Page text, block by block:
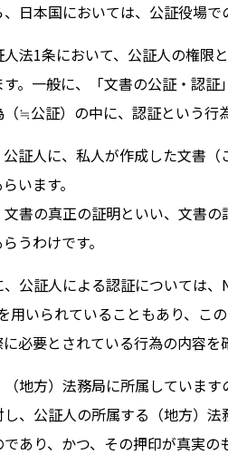
日本国においては、公証役場で
法1条において、公証人の権限
。一般に、「文書の公証・認
≒公証）の中に、認証という行
証人に、私人が作成した文書
います。
書の真正の証明といい、文書
うわけです。
、公証人による認証については
用いられていることもあり、こ
必要とされている行為の内容を
地方）法務局に所属していま
し、公証人の所属する（地方）
あり、かつ、その押印が真実